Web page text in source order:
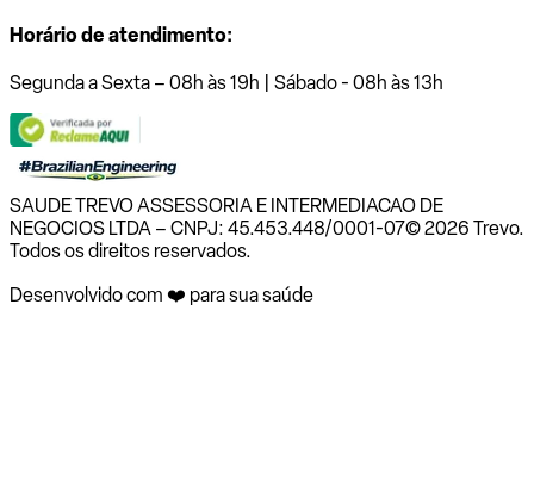
Horário de atendimento:
Segunda a Sexta – 08h às 19h | Sábado - 08h às 13h
SAUDE TREVO ASSESSORIA E INTERMEDIACAO DE
NEGOCIOS LTDA – CNPJ: 45.453.448/0001-07© 2026 Trevo.
Todos os direitos reservados.
Desenvolvido com ❤️ para sua saúde